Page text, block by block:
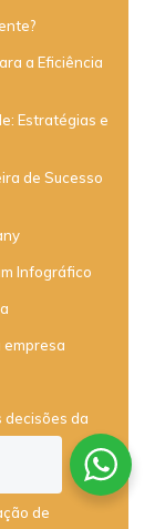
a Eficiência
Estratégias e
de Sucesso
Infográfico
empresa
decisões da
de